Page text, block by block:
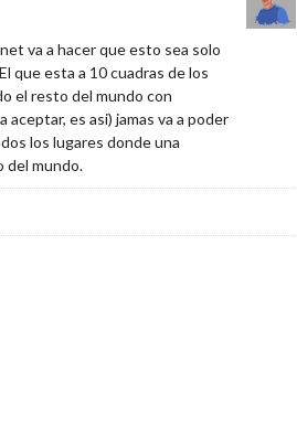
va a hacer que esto sea solo
que esta a 10 cuadras de los
el resto del mundo con
es asi) jamas va a poder
los lugares donde una
del mundo.